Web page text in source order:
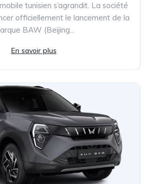
tunisien s’agrandit. La société
officiellement le lancement de la
BAW (Beijing...
En savoir plus